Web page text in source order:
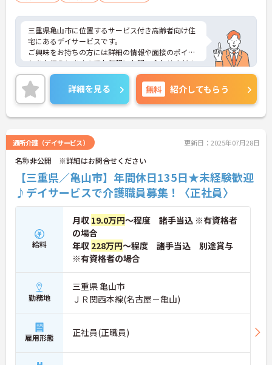
三重県亀山市に位置するサービス付き高齢者向け住
宅にあるデイサービスです。
ご興味をお持ちの方には詳細の情報や面接のポイン
トをお伝えしますのでお気軽にお問い合わせくださ
いませ。
詳細を見る 無料 紹介してもらう
通所介護（デイサービス） 更新日：2025年07月28日
名称非公開 ※詳細はお問合せください
【三重県／亀山市】年間休日135日★未経験歓迎
♪デイサービスで介護職員募集！〈正社員〉
給料
月収 19.0万円～程度 諸手当込 ※有資格者
の場合
年収 228万円～程度 諸手当込 別途賞与
※有資格者の場合
勤務地
三重県 亀山市
ＪＲ関西本線(名古屋－亀山)
雇用形態 正社員(正職員)